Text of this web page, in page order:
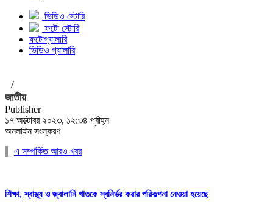
ভিডিও স্টোরি
ফটো স্টোরি
ফটোগ্যালারি
ভিডিও গ্যালারি
/
জাতীয়
Publisher
১৭ অক্টোবর ২০২৩, ১২:৩৪ পূর্বাহ্ন
অনলাইন সংস্করণ
এ সম্পর্কিত আরও খবর
শিক্ষা, স্বাস্থ্য ও জ্বালানি খাতকে স্বনির্ভর করার পরিকল্পনা নেওয়া হয়েছে